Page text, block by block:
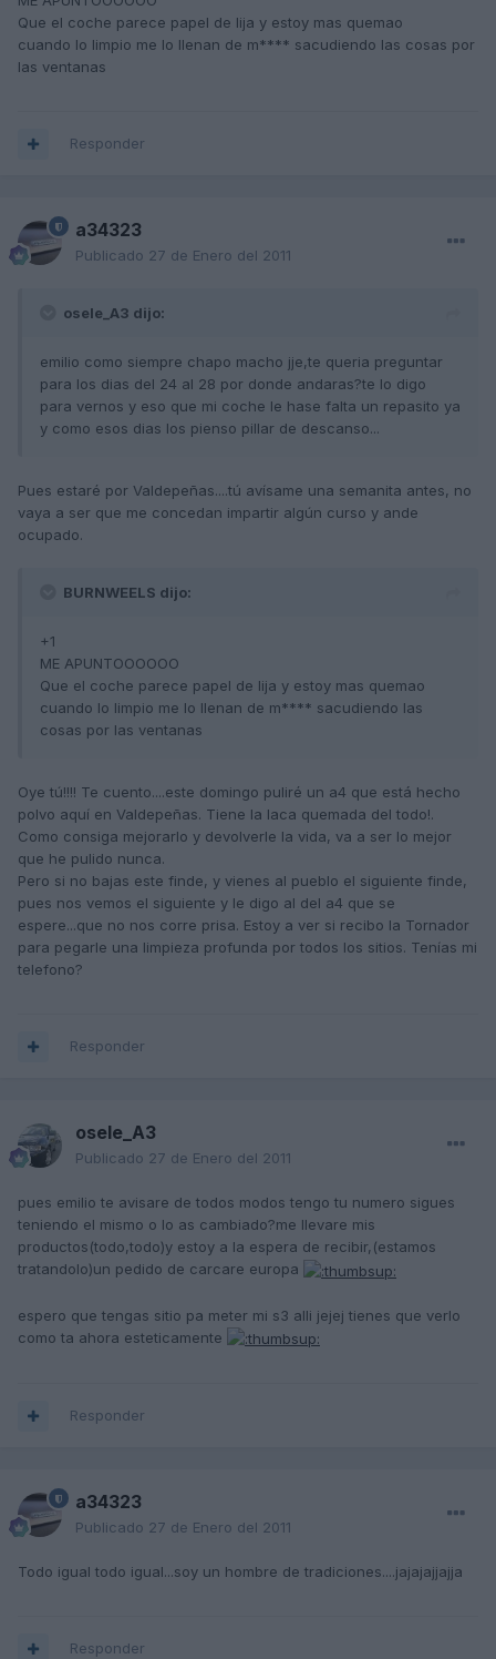
Que el coche parece papel de lija y estoy mas quemao
cuando lo limpio me lo llenan de m**** sacudiendo las cosas por
las ventanas
Responder
a34323
Publicado 27 de Enero del 2011
osele_A3 dijo:
emilio como siempre chapo macho jje,te queria preguntar
para los dias del 24 al 28 por donde andaras?te lo digo
para vernos y eso que mi coche le hase falta un repasito ya
y como esos dias los pienso pillar de descanso...
Pues estaré por Valdepeñas....tú avísame una semanita antes, no
vaya a ser que me concedan impartir algún curso y ande
ocupado.
BURNWEELS dijo:
+1
ME APUNTOOOOOO
Que el coche parece papel de lija y estoy mas quemao
cuando lo limpio me lo llenan de m**** sacudiendo las
cosas por las ventanas
Oye tú!!!! Te cuento....este domingo puliré un a4 que está hecho
polvo aquí en Valdepeñas. Tiene la laca quemada del todo!.
Como consiga mejorarlo y devolverle la vida, va a ser lo mejor
que he pulido nunca.
Pero si no bajas este finde, y vienes al pueblo el siguiente finde,
pues nos vemos el siguiente y le digo al del a4 que se
espere...que no nos corre prisa. Estoy a ver si recibo la Tornador
para pegarle una limpieza profunda por todos los sitios. Tenías mi
telefono?
Responder
osele_A3
Publicado 27 de Enero del 2011
pues emilio te avisare de todos modos tengo tu numero sigues
teniendo el mismo o lo as cambiado?me llevare mis
productos(todo,todo)y estoy a la espera de recibir,(estamos
tratandolo)un pedido de carcare europa
espero que tengas sitio pa meter mi s3 alli jejej tienes que verlo
como ta ahora esteticamente
Responder
a34323
Publicado 27 de Enero del 2011
Todo igual todo igual...soy un hombre de tradiciones....jajajajjajja
Responder